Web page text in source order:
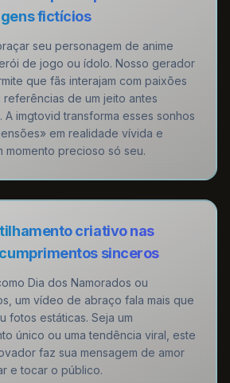
fictícios
seu personagem de anime
de jogo ou ídolo. Nosso gerador
que fãs interajam com paixões
referências de um jeito antes
A imgtovid transforma esses sonhos
em realidade vívida e
momento precioso só seu.
criativo nas
sinceros
Dia dos Namorados ou
um vídeo de abraço fala mais que
fotos estáticas. Seja um
único ou uma tendência viral, este
faz sua mensagem de amor
e tocar o público.